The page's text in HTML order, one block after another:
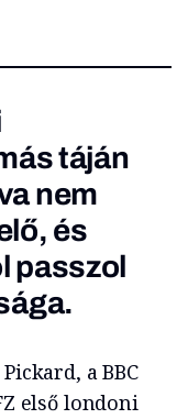
táján
nem
és
passzol
a BBC
első londoni